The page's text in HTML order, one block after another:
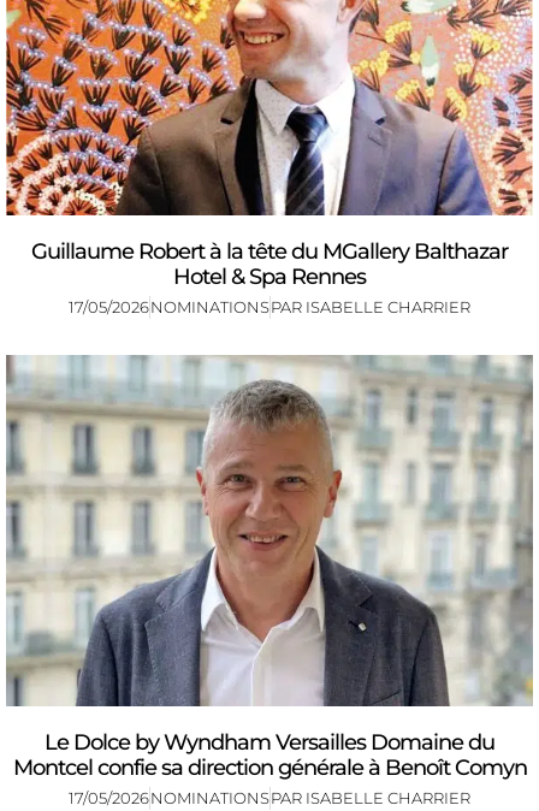
Guillaume Robert à la tête du MGallery Balthazar
Hotel & Spa Rennes
17/05/2026NOMINATIONSPAR ISABELLE CHARRIER
Le Dolce by Wyndham Versailles Domaine du
Montcel confie sa direction générale à Benoît Comyn
17/05/2026NOMINATIONSPAR ISABELLE CHARRIER